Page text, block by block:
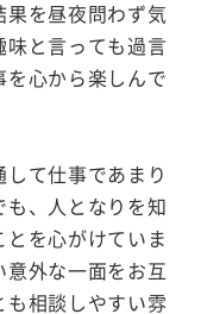
果を昼夜問わず気
味と言っても過言
を心から楽しんで
て仕事であまり
も、人となりを知
とを心がけていま
意外な一面をお互
も相談しやすい雰